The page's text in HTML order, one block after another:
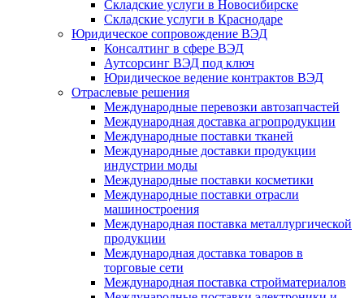
Складские услуги в Новосибирске
Складские услуги в Краснодаре
Юридическое сопровождение ВЭД
Консалтинг в сфере ВЭД
Аутсорсинг ВЭД под ключ
Юридическое ведение контрактов ВЭД
Отраслевые решения
Международные перевозки автозапчастей
Международная доставка агропродукции
Международные поставки тканей
Международные доставки продукции
индустрии моды
Международные поставки косметики
Международные поставки отрасли
машиностроения
Международная поставка металлургической
продукции
Международная доставка товаров в
торговые сети
Международная поставка стройматериалов